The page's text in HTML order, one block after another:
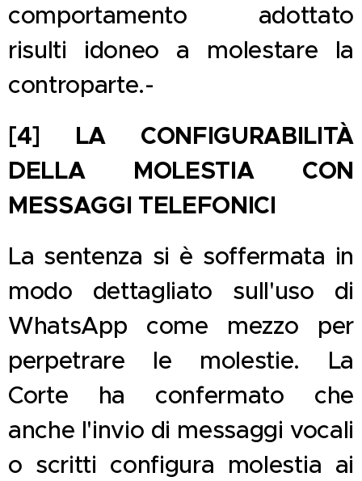
comportamento adottato
risulti idoneo a molestare la
controparte.-
[4] LA CONFIGURABILITÀ
DELLA MOLESTIA CON
MESSAGGI TELEFONICI
La sentenza si è soffermata in
modo dettagliato sull'uso di
WhatsApp come mezzo per
perpetrare le molestie. La
Corte ha confermato che
anche l'invio di messaggi vocali
o scritti configura molestia ai